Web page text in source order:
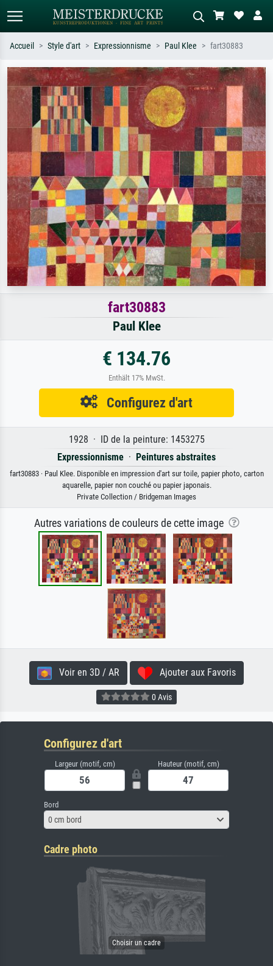
Recherche standard Recherche d'images IA
Recherchez par artiste, titre ou style –
ex. Monet, Nuit étoilée,
impressionnisme, vague de Hokusai,
nu.
Décrivez la scène – ex. prairie verte,
abstrait avec beaucoup de rouge,
tableau sombre, nu debout près d'un
arbre.
Accueil Style d'art Expressionnisme Paul Klee fart30883
fart30883
Paul Klee
€ 134.76
Enthält 17% MwSt.
Configurez d'art
1928 · ID de la peinture: 1453275
Expressionnisme · Peintures abstraites
fart30883 · Paul Klee. Disponible en impression d'art sur toile, papier photo, carton
aquarelle, papier non couché ou papier japonais.
Private Collection / Bridgeman Images
Autres variations de couleurs de cette image
Voir en 3D / AR Ajouter aux Favoris
0 Avis
Configurez d'art
Largeur (motif, cm) Hauteur (motif, cm)
Bord
0 cm bord
Cadre photo